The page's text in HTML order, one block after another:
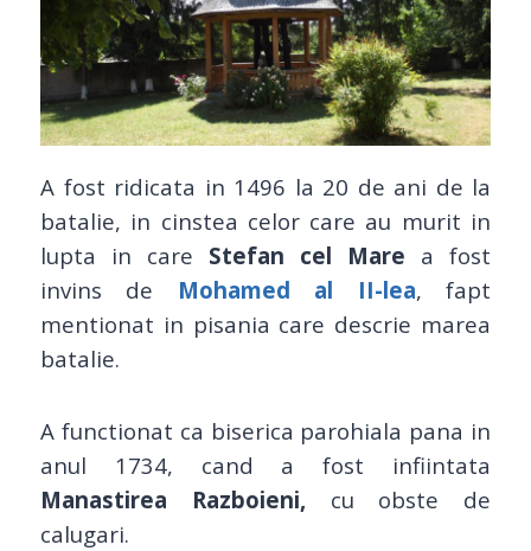
A fost ridicata in 1496 la 20 de ani de la
batalie, in cinstea celor care au murit in
lupta in care Stefan cel Mare a fost
invins de Mohamed al II-lea, fapt
mentionat in pisania care descrie marea
batalie.
A functionat ca biserica parohiala pana in
anul 1734, cand a fost infiintata
Manastirea Razboieni, cu obste de
calugari.